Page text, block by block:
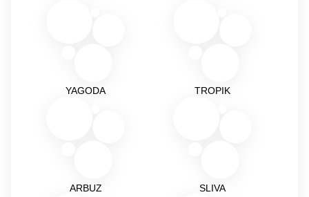
YAGODA TROPIK
ARBUZ SLIVA